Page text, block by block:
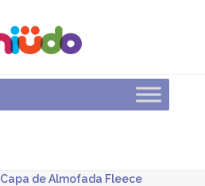
Capa de Almofada Fleece